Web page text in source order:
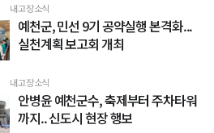
내고장소식
예천군, 민선 9기 공약실행 본격화...
실천계획 보고회 개최
내고장소식
안병윤 예천군수, 축제부터 주차타워
까지.. 신도시 현장 행보